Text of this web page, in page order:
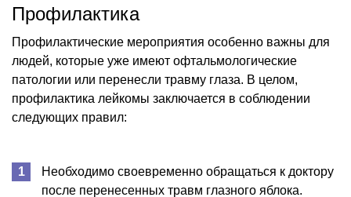
Профилактика
Профилактические мероприятия особенно важны для
людей, которые уже имеют офтальмологические
патологии или перенесли травму глаза. В целом,
профилактика лейкомы заключается в соблюдении
следующих правил:
Необходимо своевременно обращаться к доктору
после перенесенных травм глазного яблока.